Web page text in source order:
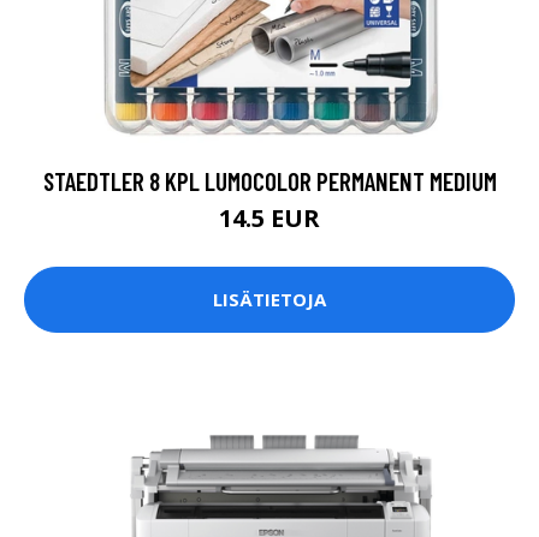
STAEDTLER 8 KPL LUMOCOLOR PERMANENT MEDIUM
14.5 EUR
LISÄTIETOJA